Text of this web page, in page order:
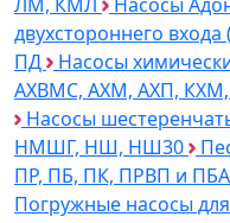
двухстороннего входа
ПД
Насосы
АХВМС, АХМ, АХП,
Насосы
НМШГ, НШ, НШ30
ПР, ПБ, ПК, ПРВП и ПБА
Погружные насосы